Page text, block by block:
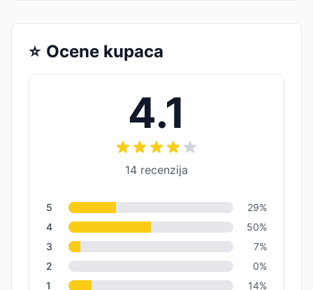
⭐ Ocene kupaca
4.1
14 recenzija
5 29%
4
50%
3
7%
2
0%
1
14%